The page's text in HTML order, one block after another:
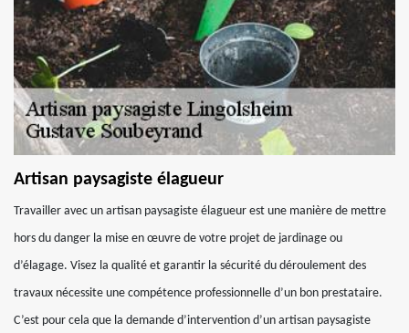
Artisan paysagiste élagueur
Travailler avec un artisan paysagiste élagueur est une manière de mettre
hors du danger la mise en œuvre de votre projet de jardinage ou
d’élagage. Visez la qualité et garantir la sécurité du déroulement des
travaux nécessite une compétence professionnelle d’un bon prestataire.
C’est pour cela que la demande d’intervention d’un artisan paysagiste